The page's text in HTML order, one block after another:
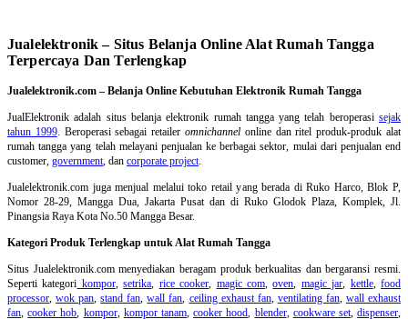
Jualelektronik – Situs Belanja Online Alat Rumah Tangga
Terpercaya Dan Terlengkap
Jualelektronik.com – Belanja Online Kebutuhan Elektronik Rumah Tangga
JualElektronik adalah situs belanja elektronik rumah tanggayang telah beroperasisejak
tahun 1999. Beroperasi sebagai retaileromnichannel online dan ritel produk-produk alat
rumah tangga yang telah melayani penjualan ke berbagai sektor, mulai dari penjualan end
customer, government, dan corporate project.
Jualelektronik.com juga menjual melalui toko retail yang berada di Ruko Harco, Blok P,
Nomor 28-29, Mangga Dua, Jakarta Pusat dan di Ruko Glodok Plaza, Komplek, Jl.
Pinangsia Raya Kota No.50 Mangga Besar.
Kategori Produk Terlengkap untuk Alat Rumah Tangga
Situs Jualelektronik.com menyediakan beragam produk berkualitas dan bergaransi resmi.
Seperti kategori kompor,setrika, rice cooker, magic com,oven, magic jar, kettle,food
processor,wok pan,stand fan,wall fan, ceiling exhaust fan, ventilating fan, wall exhaust
fan,cooker hob, kompor, kompor tanam,cooker hood, blender, cookware set,dispenser,